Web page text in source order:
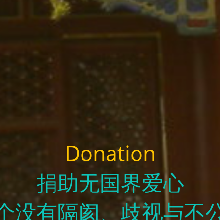
Donation
捐助无国界爱心
没有隔阂、歧视与不